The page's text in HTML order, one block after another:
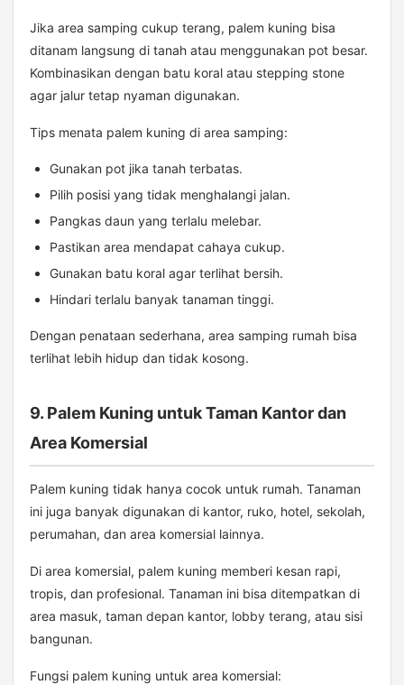
Jika area samping cukup terang, palem kuning bisa
ditanam langsung di tanah atau menggunakan pot besar.
Kombinasikan dengan batu koral atau stepping stone
agar jalur tetap nyaman digunakan.
Tips menata palem kuning di area samping:
Gunakan pot jika tanah terbatas.
Pilih posisi yang tidak menghalangi jalan.
Pangkas daun yang terlalu melebar.
Pastikan area mendapat cahaya cukup.
Gunakan batu koral agar terlihat bersih.
Hindari terlalu banyak tanaman tinggi.
Dengan penataan sederhana, area samping rumah bisa
terlihat lebih hidup dan tidak kosong.
9. Palem Kuning untuk Taman Kantor dan
Area Komersial
Palem kuning tidak hanya cocok untuk rumah. Tanaman
ini juga banyak digunakan di kantor, ruko, hotel, sekolah,
perumahan, dan area komersial lainnya.
Di area komersial, palem kuning memberi kesan rapi,
tropis, dan profesional. Tanaman ini bisa ditempatkan di
area masuk, taman depan kantor, lobby terang, atau sisi
bangunan.
Fungsi palem kuning untuk area komersial: